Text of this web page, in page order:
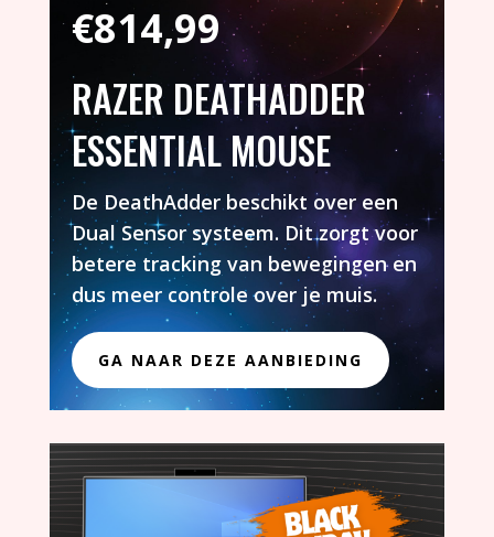
€814,99
RAZER DEATHADDER
ESSENTIAL MOUSE
De DeathAdder beschikt over een
Dual Sensor systeem. Dit zorgt voor
betere tracking van bewegingen en
dus meer controle over je muis.
GA NAAR DEZE AANBIEDING